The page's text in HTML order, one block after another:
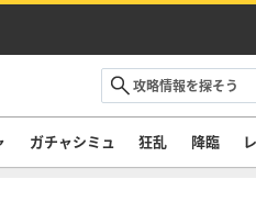
ガチャシミュ 狂乱 降臨